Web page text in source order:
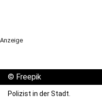
Anzeige
© Freepik
Polizist in der Stadt.